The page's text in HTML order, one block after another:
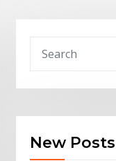
New Posts